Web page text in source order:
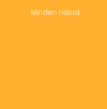
Minden nálad